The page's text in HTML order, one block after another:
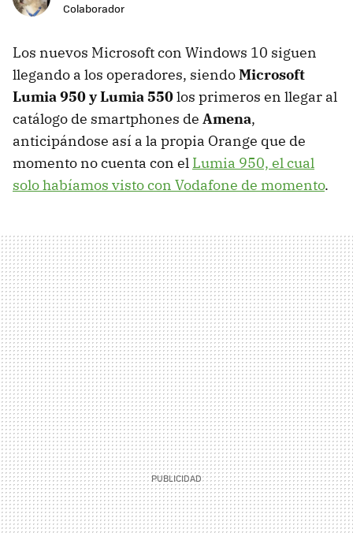
Colaborador
Los nuevos Microsoft con Windows 10 siguen
llegando a los operadores, siendoMicrosoft
Lumia 950 y Lumia 550los primeros en llegar al
catálogo de smartphones de Amena,
anticipándose así a la propia Orange que de
momento no cuenta con el Lumia 950, el cual
solo habíamos visto con Vodafone de momento.